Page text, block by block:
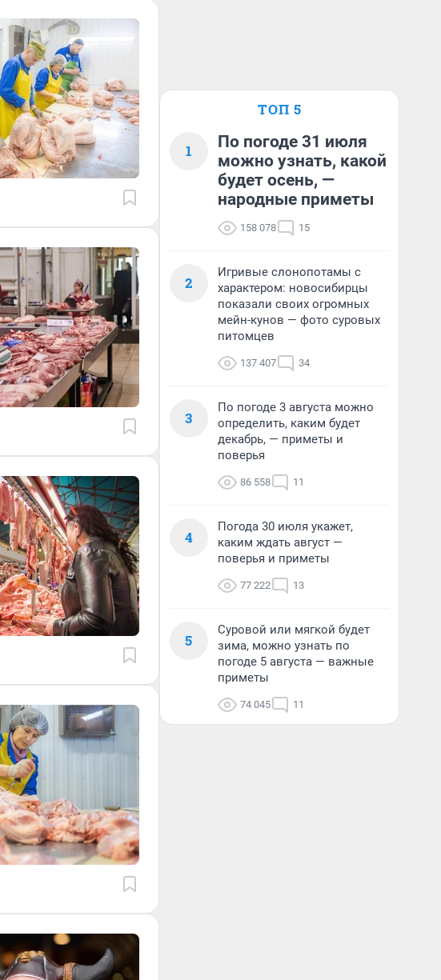
ТОП 5
1
По погоде 31 июля
можно узнать, какой
будет осень, —
народные приметы
158 078 15
2
Игривые слонопотамы с
характером: новосибирцы
показали своих огромных
мейн-кунов — фото суровых
питомцев
137 407 34
3
По погоде 3 августа можно
определить, каким будет
декабрь, — приметы и
поверья
86 558 11
4
Погода 30 июля укажет,
каким ждать август —
поверья и приметы
77 222 13
5
Суровой или мягкой будет
зима, можно узнать по
погоде 5 августа — важные
приметы
74 045 11